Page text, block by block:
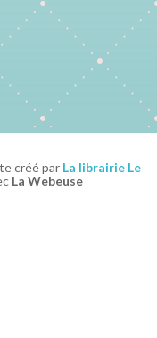
créé par La librairie Le
La Webeuse